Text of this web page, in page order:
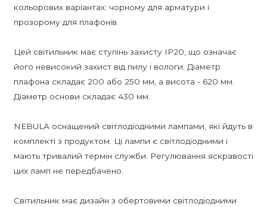
кольорових варіантах: чорному для арматури і
прозорому для плафонів.
Цей світильник має ступінь захисту IP20, що означає
його невисокий захист від пилу і вологи. Діаметр
плафона складає 200 або 250 мм, а висота - 620 мм.
Діаметр основи складає 430 мм.
NEBULA оснащений світлодіодними лампами, які йдуть в
комплекті з продуктом. Ці лампи є світлодіодними і
мають тривалий термін служби. Регулювання яскравості
цих ламп не передбачено.
Світильник має дизайн з обертовими світлодіодними